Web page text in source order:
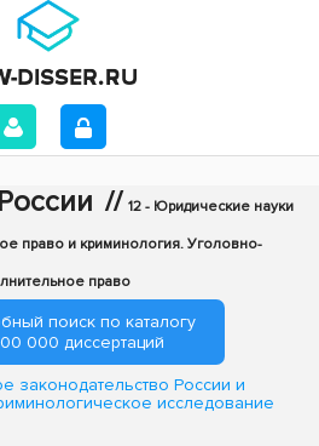
// 12 - Юридические науки
право и криминология. Уголовно-
право
поиск по каталогу
000 диссертаций
законодательство России и
исследование